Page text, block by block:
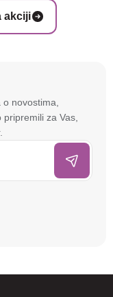
akciji
o novostima,
za Vas,
nam omogućuje
analiziramo
oglase i
U tu svrhu mogu
podatke s
također